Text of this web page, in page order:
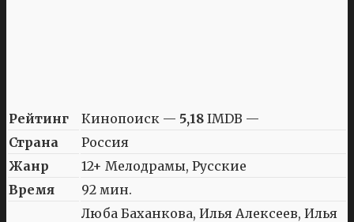
Рейтинг Кинопоиск — 5,18 IMDB —
Страна
Россия
Жанр
12+ Мелодрамы, Русские
Время
92 мин.
Люба Баханкова, Илья Алексеев, Илья